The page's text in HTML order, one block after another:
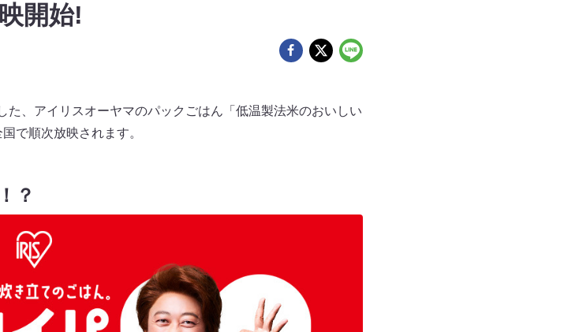
開始!
た、アイリスオーヤマのパックごはん「低温製法米のおいしい
で順次放映されます。
？